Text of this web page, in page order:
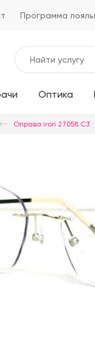
Программа
Оптика
Оправа irori 27058 C3